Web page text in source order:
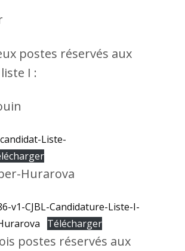
postes réservés aux
I :
Liste-
Hurarova
v1-CJBL-Candidature-Liste-I-
Télécharger
postes réservés aux